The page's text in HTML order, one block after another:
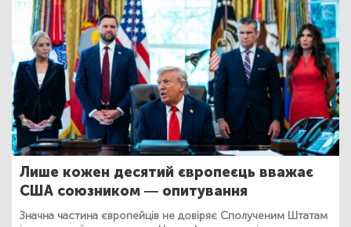
Лише кожен десятий європеєць вважає
США союзником — опитування
Значна частина європейців не довіряє Сполученим Штатам